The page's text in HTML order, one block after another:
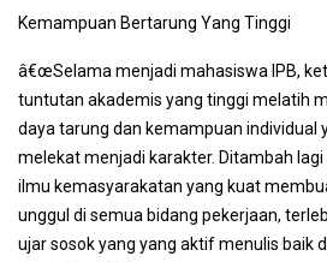
Kemampuan Bertarung Yang Tinggi
â€œSelama menjadi mahasiswa IPB,
tuntutan akademis yang tinggi melatih
daya tarung dan kemampuan individual
melekat menjadi karakter. Ditambah
ilmu kemasyarakatan yang kuat
unggul di semua bidang pekerjaan,
ujar sosok yang yang aktif menulis baik